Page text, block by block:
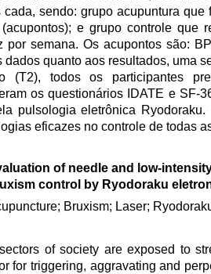
sendo: grupo acupuntura
e grupo controle que
semana. Os acupontos são:
dados quanto aos resultados, uma
(T2), todos os participantes
os questionários IDATE e SF-
pulsologia eletrônica
eficazes no controle de todas
of needle and low-
control by Ryodoraku
Bruxism; Laser;
of society are exposed to
for triggering, aggravating and